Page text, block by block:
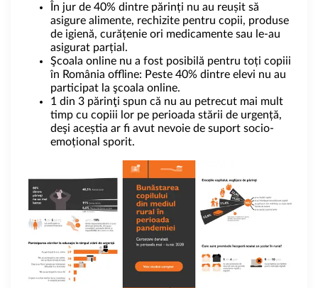
În jur de 40% dintre părinți nu au reușit să
asigure alimente, rechizite pentru copii, produse
de igienă, curățenie ori medicamente sau le-au
asigurat parțial.
Şcoala online nu a fost posibilă pentru toți copiii
în România offline: Peste 40% dintre elevi nu au
participat la şcoala online.
1 din 3 părinţi spun că nu au petrecut mai mult
timp cu copiii lor pe perioada stării de urgență,
deşi aceștia ar fi avut nevoie de suport socio-
emoțional sporit.